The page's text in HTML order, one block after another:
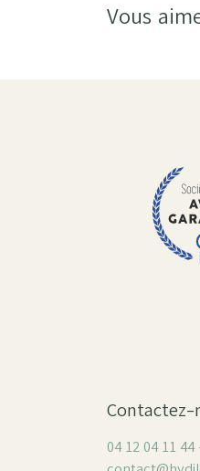
Vous
Contactez-
04 12 04 11 44